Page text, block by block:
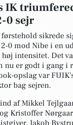
IK
0 sejr
sikrede
0 mod Nibe i en
intensitet. Det
nu er godt i gang i
opslag var
bag sejren.
af Mikkel
Kristoffer
Jakob